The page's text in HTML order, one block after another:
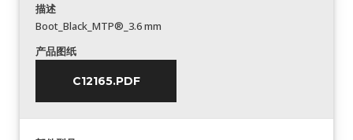
描述
Boot_Black_MTP®_3.6 mm
产品图纸
C12165.PDF